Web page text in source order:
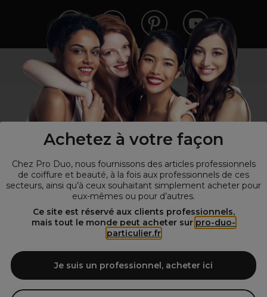
Achetez à votre façon
Chez Pro Duo, nous fournissons des articles professionnels
de coiffure et beauté, à la fois aux professionnels de ces
secteurs, ainsi qu’à ceux souhaitant simplement acheter pour
eux-mêmes ou pour d’autres.
Ce site est réservé aux clients professionnels,
mais tout le monde peut acheter sur pro-duo-
particulier.fr
Je suis un professionnel, acheter ici
Vous n’êtes pas un professionnel ?
Visitez notre site pour les particuliers!
Spécialiste de la coiffure et de la beauté, nous vous proposons une
large sélection de produits professionnels pour la coiffure et
Duo le fournisseur incontournable des salons de coiffure et instituts
de beauté! Notre gamme de produits s’adresse également à tous ceux
qui sont à la recherche de produits et d'accessoires de coiffure et de
matériel esthétique de qualité.